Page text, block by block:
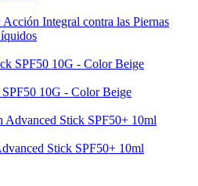
Integral contra las Piernas
10G - Color Beige
Stick SPF50+ 10ml